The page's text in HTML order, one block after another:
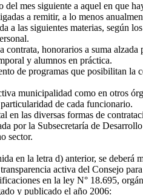
mes siguiente a aquel en que
a remitir, a lo menos
las siguientes materias, según
honorarios a suma alzada
y alumnos en práctica.
de programas que posibilitan la
municipalidad como en otros
de cada funcionario.
en las diversas formas de
por la Subsecretaría de
sector.
en la letra d) anterior, se deberá
activa del Consejo
en la ley N° 18.695,
y publicado el año 2006: